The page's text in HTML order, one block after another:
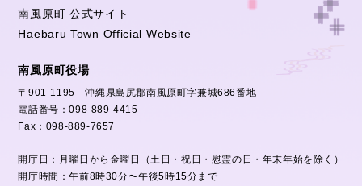
南風原町 公式サイト
Haebaru Town Official Website
南風原町役場
〒901-1195 沖縄県島尻郡南風原町字兼城686番地
電話番号：098-889-4415
Fax：098-889-7657
開庁日：月曜日から金曜日（土日・祝日・慰霊の日・年末年始を除く）
開庁時間：午前8時30分〜午後5時15分まで